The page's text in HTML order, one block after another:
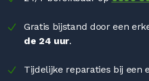
Gratis bijstand door een
de 24 uur.
Tijdelijke reparaties bij een